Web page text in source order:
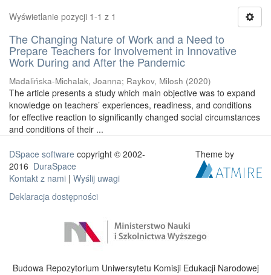
Wyświetlanie pozycji 1-1 z 1
The Changing Nature of Work and a Need to
Prepare Teachers for Involvement in Innovative
Work During and After the Pandemic
Madalińska-Michalak, Joanna; Raykov, Milosh (2020)
The article presents a study which main objective was to expand
knowledge on teachers’ experiences, readiness, and conditions
for effective reaction to significantly changed social circumstances
and conditions of their ...
DSpace software copyright © 2002-
2016 DuraSpace
Kontakt z nami | Wyślij uwagi
Deklaracja dostępności
Theme by
Budowa Repozytorium Uniwersytetu Komisji Edukacji Narodowej